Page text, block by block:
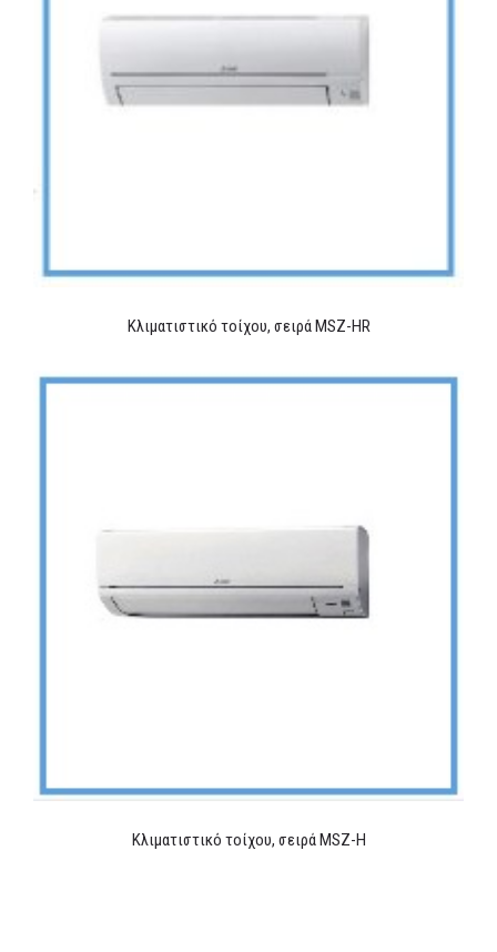
Κλιματιστικό τοίχου, σειρά MSZ-HR
Κλιματιστικό τοίχου, σειρά MSZ-H